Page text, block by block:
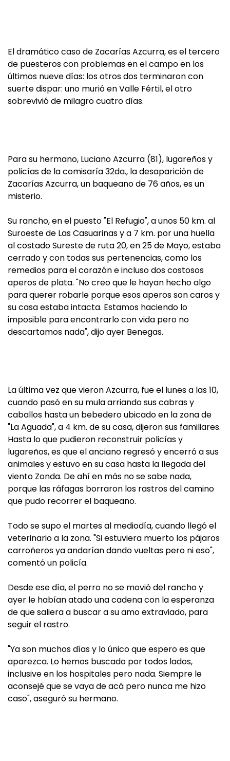
El dramático caso de Zacarías Azcurra, es el tercero
de puesteros con problemas en el campo en los
últimos nueve días: los otros dos terminaron con
suerte dispar: uno murió en Valle Fértil, el otro
sobrevivió de milagro cuatro días.
Para su hermano, Luciano Azcurra (81), lugareños y
policías de la comisaría 32da., la desaparición de
Zacarías Azcurra, un baqueano de 76 años, es un
misterio.
Su rancho, en el puesto "El Refugio", a unos 50 km. al
Suroeste de Las Casuarinas y a 7 km. por una huella
al costado Sureste de ruta 20, en 25 de Mayo, estaba
cerrado y con todas sus pertenencias, como los
remedios para el corazón e incluso dos costosos
aperos de plata. "No creo que le hayan hecho algo
para querer robarle porque esos aperos son caros y
su casa estaba intacta. Estamos haciendo lo
imposible para encontrarlo con vida pero no
descartamos nada", dijo ayer Benegas.
La última vez que vieron Azcurra, fue el lunes a las 10,
cuando pasó en su mula arriando sus cabras y
caballos hasta un bebedero ubicado en la zona de
"La Aguada", a 4 km. de su casa, dijeron sus familiares.
Hasta lo que pudieron reconstruir policías y
lugareños, es que el anciano regresó y encerró a sus
animales y estuvo en su casa hasta la llegada del
viento Zonda. De ahí en más no se sabe nada,
porque las ráfagas borraron los rastros del camino
que pudo recorrer el baqueano.
Todo se supo el martes al mediodía, cuando llegó el
veterinario a la zona. "Si estuviera muerto los pájaros
carroñeros ya andarían dando vueltas pero ni eso",
comentó un policía.
Desde ese día, el perro no se movió del rancho y
ayer le habían atado una cadena con la esperanza
de que saliera a buscar a su amo extraviado, para
seguir el rastro.
"Ya son muchos días y lo único que espero es que
aparezca. Lo hemos buscado por todos lados,
inclusive en los hospitales pero nada. Siempre le
aconsejé que se vaya de acá pero nunca me hizo
caso", aseguró su hermano.